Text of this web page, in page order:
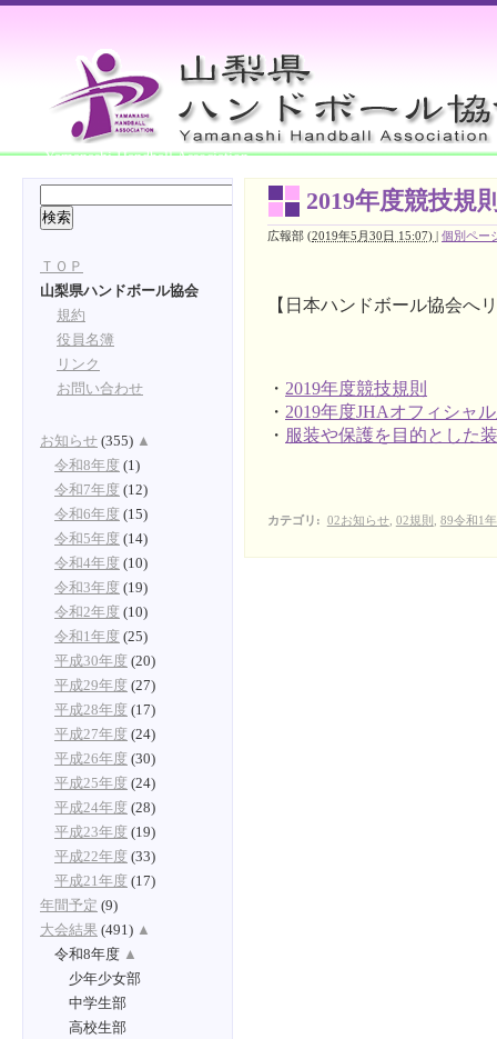
Yamanashi Handball Association
2019年度競技規
広報部 (2019年5月30日 15:07) | 個別ペー
【日本ハンドボール協会へ
・ 2019年度競技規則
・ 2019年度JHAオフィシャ
・ 服装や保護を目的とした
カテゴリ : 02お知らせ, 02規則 89令和1
ＴＯＰ
山梨県ハンドボール協会
規約
役員名簿
リンク
お問い合わせ
お知らせ (355) ▲
令和8年度 (1)
令和7年度 (12)
令和6年度 (15)
令和5年度 (14)
令和4年度 (10)
令和3年度 (19)
令和2年度 (10)
令和1年度 (25)
平成30年度 (20)
平成29年度 (27)
平成28年度 (17)
平成27年度 (24)
平成26年度 (30)
平成25年度 (24)
平成24年度 (28)
平成23年度 (19)
平成22年度 (33)
平成21年度 (17)
年間予定 (9)
大会結果 (491) ▲
令和8年度 ▲
少年少女部
中学生部
高校生部